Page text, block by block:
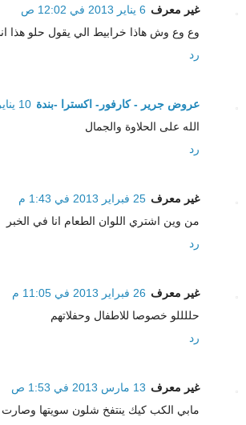
غير معرف 6 يناير 2013 في 12:02 ص
وع وع وش هاذا خرابيط الي يقول حلو هذا
رد
عروض جرير - كارفور- اكسترا -بندة 10 يناير 2013 في 6:09 م
الله على الحلاوة والجمال
رد
غير معرف 25 فبراير 2013 في 1:43 م
من وين اشتري اللوان الطعام انا في الخبر
رد
غير معرف 26 فبراير 2013 في 11:05 م
حللللو خصوصا للاطفال وحفلاتهم
رد
غير معرف 13 مارس 2013 في 1:53 ص
مابي الكب كيك ينتفخ شلون سويتها